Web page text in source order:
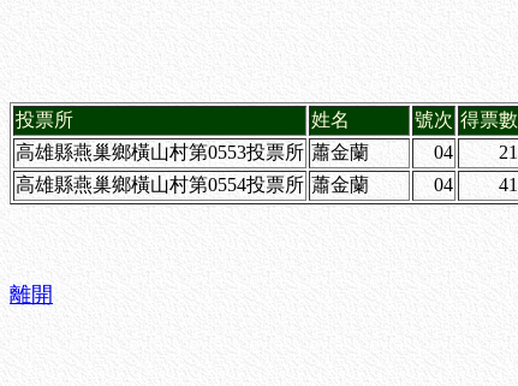
投票所 姓名 號次 得票數
高雄縣燕巢鄉橫山村第0553投票所 蕭金蘭 04 21
高雄縣燕巢鄉橫山村第0554投票所 蕭金蘭 04 41
離開